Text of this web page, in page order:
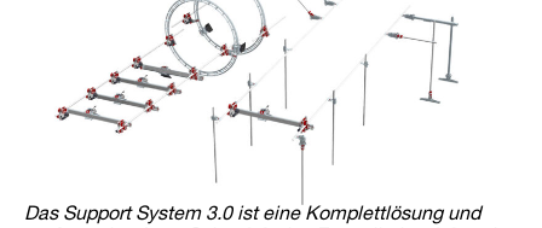
Das Support System 3.0 ist eine Komplettlösung und